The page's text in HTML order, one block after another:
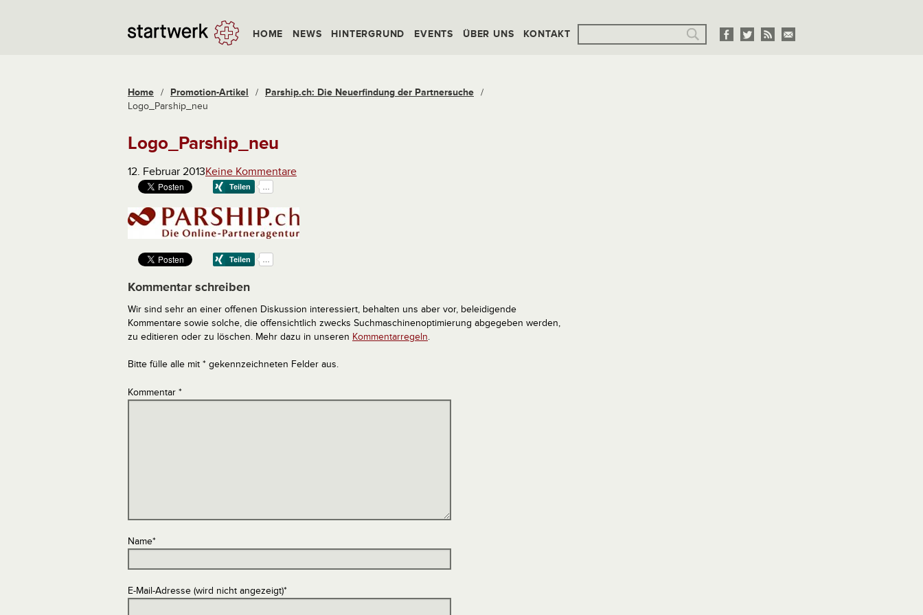
HOME NEWS HINTERGRUND EVENTS ÜBER UNS KONTAKT
Home / Promotion-Artikel / Parship.ch: Die Neuerfindung der Partnersuche /
Logo_Parship_neu
Logo_Parship_neu
12. Februar 2013Keine Kommentare
Kommentar schreiben
Wir sind sehr an einer offenen Diskussion interessiert, behalten uns aber vor, beleidigende
Kommentare sowie solche, die offensichtlich zwecks Suchmaschinenoptimierung abgegeben werden,
zu editieren oder zu löschen. Mehr dazu in unseren Kommentarregeln.
Bitte fülle alle mit * gekennzeichneten Felder aus.
Kommentar *
Name*
E-Mail-Adresse (wird nicht angezeigt)*